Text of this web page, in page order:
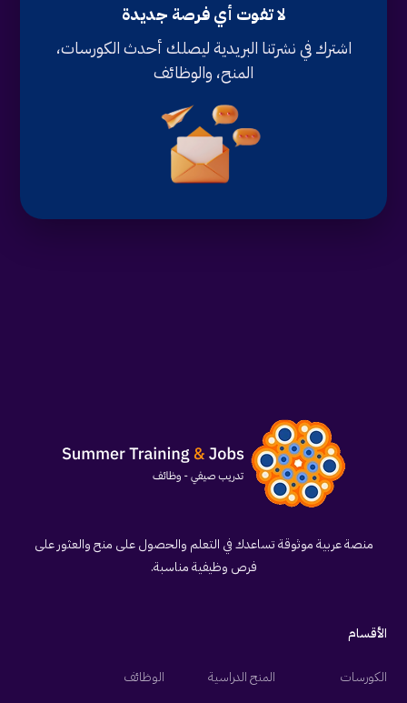
لا تفوت أي فرصة جديدة
اشترك في نشرتنا البريدية ليصلك أحدث الكورسات،
المنح، والوظائف
منصة عربية موثوقة تساعدك في التعلم والحصول على منح والعثور على
فرص وظيفية مناسبة.
الأقسام
الكورسات المنح الدراسية
الوظائف